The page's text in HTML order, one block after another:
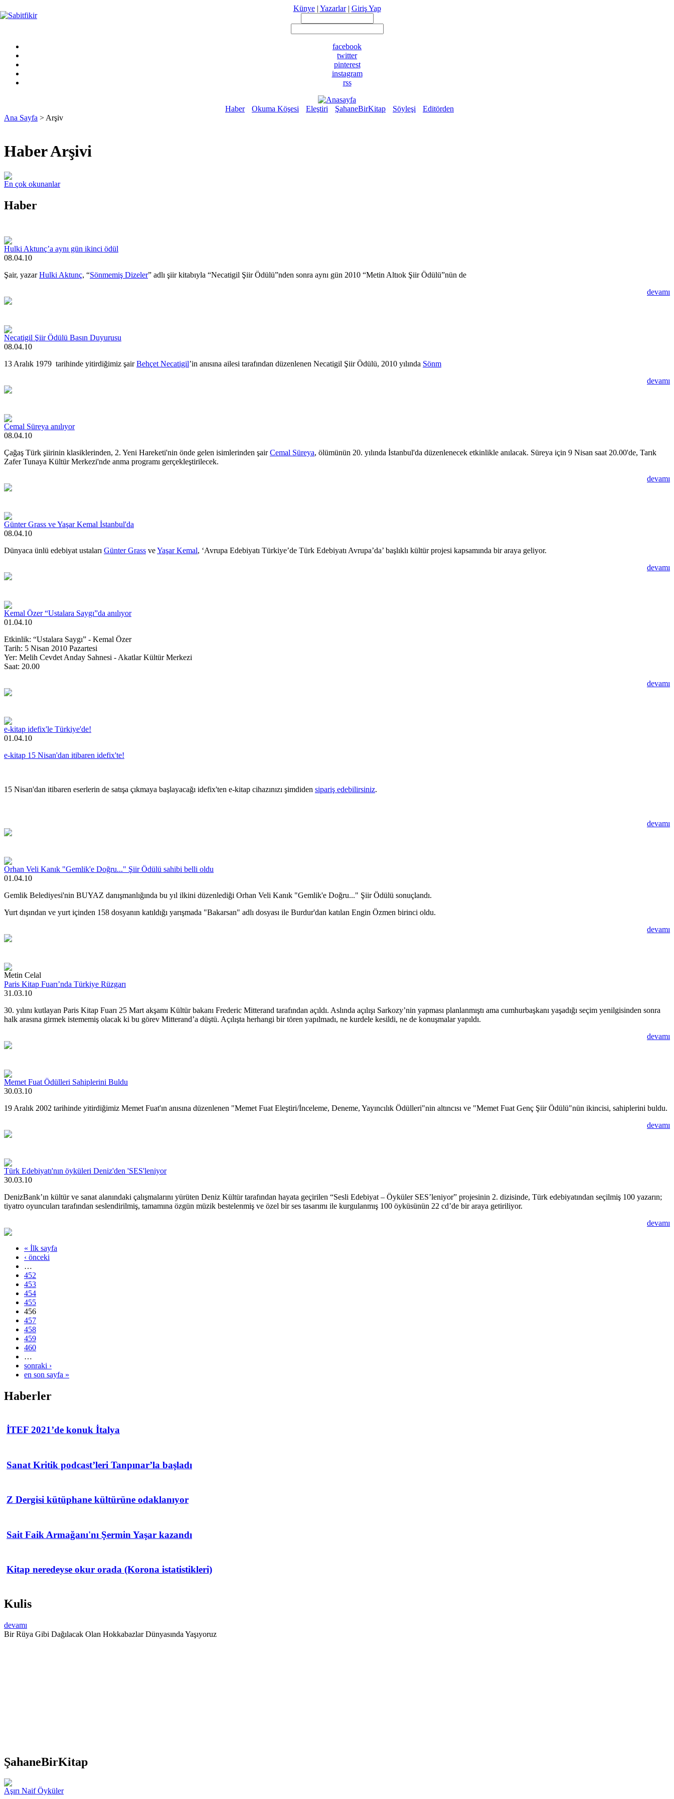
Künye| Yazarlar| Giriş Yap
facebook
twitter
pinterest
instagram
rss
Haber Okuma Köşesi Eleştiri ŞahaneBirKitap Söyleşi
Editörden
Ana Sayfa > Arşiv
Haber Arşivi
En çok okunanlar
Haber
Hulki Aktunç’a aynı gün ikinci ödül
08.04.10
Şair, yazarHulki Aktunç, “Sönmemiş Dizeler” adlı şiir kitabıyla “Necatigil Şiir Ödülü”nden sonra aynı gün 2010 “Metin Altıok Şiir Ödülü”nün de
devamı
Necatigil Şiir Ödülü Basın Duyurusu
08.04.10
13 Aralık 1979 tarihinde yitirdiğimiz şairBehçet Necatigil’in anısına ailesi tarafından düzenlenen Necatigil Şiir Ödülü, 2010 yılında Sönm
devamı
Cemal Süreya anılıyor
08.04.10
Çağaş Türk şiirinin klasiklerinden, 2. Yeni Hareketi'nin önde gelen isimlerinden şairCemal Süreya, ölümünün 20. yılında İstanbul'da düzenlenecek etkinlikle anılacak. Süreya için 9 Nisan saat 20.00'de, Tarık
Zafer Tunaya Kültür Merkezi'nde anma programı gerçekleştirilecek.
devamı
Günter Grass ve Yaşar Kemal İstanbul'da
08.04.10
Dünyaca ünlü edebiyat ustaları Günter Grass veYaşar Kemal, ‘Avrupa Edebiyatı Türkiye’de Türk Edebiyatı Avrupa’da’ başlıklı kültür projesi kapsamında bir araya geliyor.
devamı
Kemal Özer “Ustalara Saygı”da anılıyor
01.04.10
Etkinlik: “Ustalara Saygı” - Kemal Özer
Tarih: 5 Nisan 2010 Pazartesi
Yer: Melih Cevdet Anday Sahnesi - Akatlar Kültür Merkezi
Saat: 20.00
devamı
e-kitap idefix'le Türkiye'de!
01.04.10
e-kitap 15 Nisan'dan itibaren idefix'te!
15 Nisan'dan itibaren eserlerin de satışa çıkmaya başlayacağı idefix'ten e-kitap cihazınızı şimdiden sipariş edebilirsiniz.
devamı
Orhan Veli Kanık "Gemlik'e Doğru..." Şiir Ödülü sahibi belli oldu
01.04.10
Gemlik Belediyesi'nin BUYAZ danışmanlığında bu yıl ilkini düzenlediği Orhan Veli Kanık "Gemlik'e Doğru..." Şiir Ödülü sonuçlandı.
Yurt dışından ve yurt içinden 158 dosyanın katıldığı yarışmada "Bakarsan" adlı dosyası ile Burdur'dan katılan Engin Özmen birinci oldu.
devamı
Metin Celal
Paris Kitap Fuarı’nda Türkiye Rüzgarı
31.03.10
30. yılını kutlayan Paris Kitap Fuarı 25 Mart akşamı Kültür bakanı Frederic Mitterand tarafından açıldı. Aslında açılışı Sarkozy’nin yapması planlanmıştı ama cumhurbaşkanı yaşadığı seçim yenilgisinden sonra
halk arasına girmek istememiş olacak ki bu görev Mitterand’a düştü. Açılışta herhangi bir tören yapılmadı, ne kurdele kesildi, ne de konuşmalar yapıldı.
devamı
Memet Fuat Ödülleri Sahiplerini Buldu
30.03.10
19 Aralık 2002 tarihinde yitirdiğimiz Memet Fuat'ın anısına düzenlenen "Memet Fuat Eleştiri/İnceleme, Deneme, Yayıncılık Ödülleri"nin altıncısı ve "Memet Fuat Genç Şiir Ödülü"nün ikincisi, sahiplerini buldu.
devamı
Türk Edebiyatı'nın öyküleri Deniz'den 'SES'leniyor
30.03.10
DenizBank’ın kültür ve sanat alanındaki çalışmalarını yürüten Deniz Kültür tarafından hayata geçirilen “Sesli Edebiyat – Öyküler SES’leniyor” projesinin 2. dizisinde, Türk edebiyatından seçilmiş 100 yazarın;
tiyatro oyuncuları tarafından seslendirilmiş, tamamına özgün müzik bestelenmiş ve özel bir ses tasarımı ile kurgulanmış 100 öyküsünün 22 cd’de bir araya getiriliyor.
devamı
« İlk sayfa
‹ önceki
…
452
453
454
455
456
457
458
459
460
…
sonraki ›
en son sayfa »
Haberler
İTEF 2021’de konuk İtalya
Sanat Kritik podcast’leri Tanpınar’la başladı
Z Dergisi kütüphane kültürüne odaklanıyor
Sait Faik Armağanı'nı Şermin Yaşar kazandı
Kitap neredeyse okur orada (Korona istatistikleri)
Kulis
devamı
Bir Rüya Gibi Dağılacak Olan Hokkabazlar Dünyasında Yaşıyoruz
ŞahaneBirKitap
Aşırı Naif Öyküler